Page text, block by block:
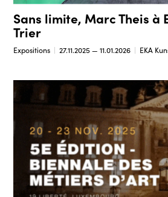
Sans limite, Marc Theis à
Trier
Expositions 27.11.2025 — 11.01.2026 EKA